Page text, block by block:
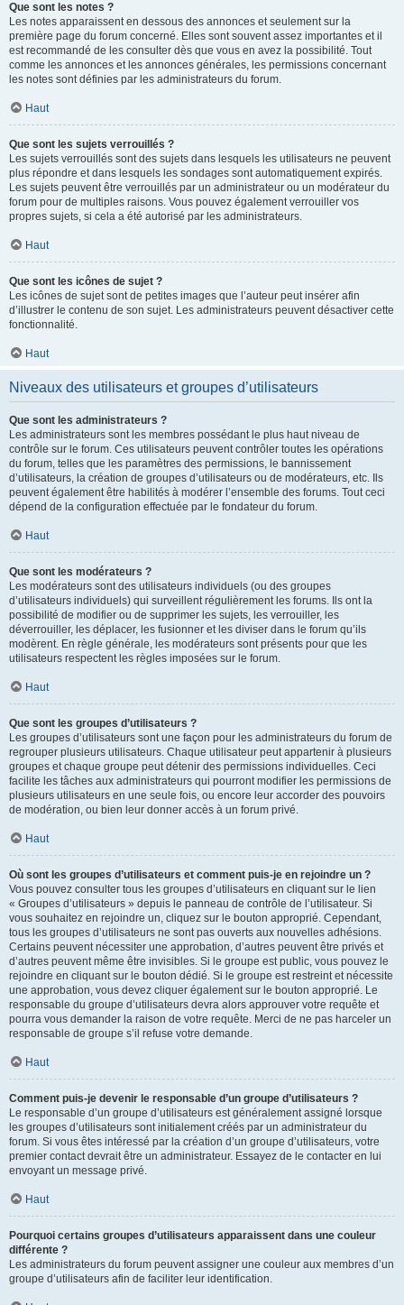
Que sont les notes ?
Les notes apparaissent en dessous des annonces et seulement sur la
première page du forum concerné. Elles sont souvent assez importantes et il
est recommandé de les consulter dès que vous en avez la possibilité. Tout
comme les annonces et les annonces générales, les permissions concernant
les notes sont définies par les administrateurs du forum.
Haut
Que sont les sujets verrouillés ?
Les sujets verrouillés sont des sujets dans lesquels les utilisateurs ne peuvent
plus répondre et dans lesquels les sondages sont automatiquement expirés.
Les sujets peuvent être verrouillés par un administrateur ou un modérateur du
forum pour de multiples raisons. Vous pouvez également verrouiller vos
propres sujets, si cela a été autorisé par les administrateurs.
Haut
Que sont les icônes de sujet ?
Les icônes de sujet sont de petites images que l’auteur peut insérer afin
d’illustrer le contenu de son sujet. Les administrateurs peuvent désactiver cette
fonctionnalité.
Haut
Niveaux des utilisateurs et groupes d’utilisateurs
Que sont les administrateurs ?
Les administrateurs sont les membres possédant le plus haut niveau de
contrôle sur le forum. Ces utilisateurs peuvent contrôler toutes les opérations
du forum, telles que les paramètres des permissions, le bannissement
d’utilisateurs, la création de groupes d’utilisateurs ou de modérateurs, etc. Ils
peuvent également être habilités à modérer l’ensemble des forums. Tout ceci
dépend de la configuration effectuée par le fondateur du forum.
Haut
Que sont les modérateurs ?
Les modérateurs sont des utilisateurs individuels (ou des groupes
d’utilisateurs individuels) qui surveillent régulièrement les forums. Ils ont la
possibilité de modifier ou de supprimer les sujets, les verrouiller, les
déverrouiller, les déplacer, les fusionner et les diviser dans le forum qu’ils
modèrent. En règle générale, les modérateurs sont présents pour que les
utilisateurs respectent les règles imposées sur le forum.
Haut
Que sont les groupes d’utilisateurs ?
Les groupes d’utilisateurs sont une façon pour les administrateurs du forum de
regrouper plusieurs utilisateurs. Chaque utilisateur peut appartenir à plusieurs
groupes et chaque groupe peut détenir des permissions individuelles. Ceci
facilite les tâches aux administrateurs qui pourront modifier les permissions de
plusieurs utilisateurs en une seule fois, ou encore leur accorder des pouvoirs
de modération, ou bien leur donner accès à un forum privé.
Haut
Où sont les groupes d’utilisateurs et comment puis-je en rejoindre un ?
Vous pouvez consulter tous les groupes d’utilisateurs en cliquant sur le lien
« Groupes d’utilisateurs » depuis le panneau de contrôle de l’utilisateur. Si
vous souhaitez en rejoindre un, cliquez sur le bouton approprié. Cependant,
tous les groupes d’utilisateurs ne sont pas ouverts aux nouvelles adhésions.
Certains peuvent nécessiter une approbation, d’autres peuvent être privés et
d’autres peuvent même être invisibles. Si le groupe est public, vous pouvez le
rejoindre en cliquant sur le bouton dédié. Si le groupe est restreint et nécessite
une approbation, vous devez cliquer également sur le bouton approprié. Le
responsable du groupe d’utilisateurs devra alors approuver votre requête et
pourra vous demander la raison de votre requête. Merci de ne pas harceler un
responsable de groupe s’il refuse votre demande.
Haut
Comment puis-je devenir le responsable d’un groupe d’utilisateurs ?
Le responsable d’un groupe d’utilisateurs est généralement assigné lorsque
les groupes d’utilisateurs sont initialement créés par un administrateur du
forum. Si vous êtes intéressé par la création d’un groupe d’utilisateurs, votre
premier contact devrait être un administrateur. Essayez de le contacter en lui
envoyant un message privé.
Haut
Pourquoi certains groupes d’utilisateurs apparaissent dans une couleur
différente ?
Les administrateurs du forum peuvent assigner une couleur aux membres d’un
groupe d’utilisateurs afin de faciliter leur identification.